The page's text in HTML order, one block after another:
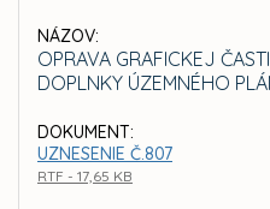
NÁZOV:
OPRAVA GRAFICKEJ
DOPLNKY ÚZEMNÉHO
DOKUMENT:
UZNESENIE Č.807
RTF - 17,65 KB